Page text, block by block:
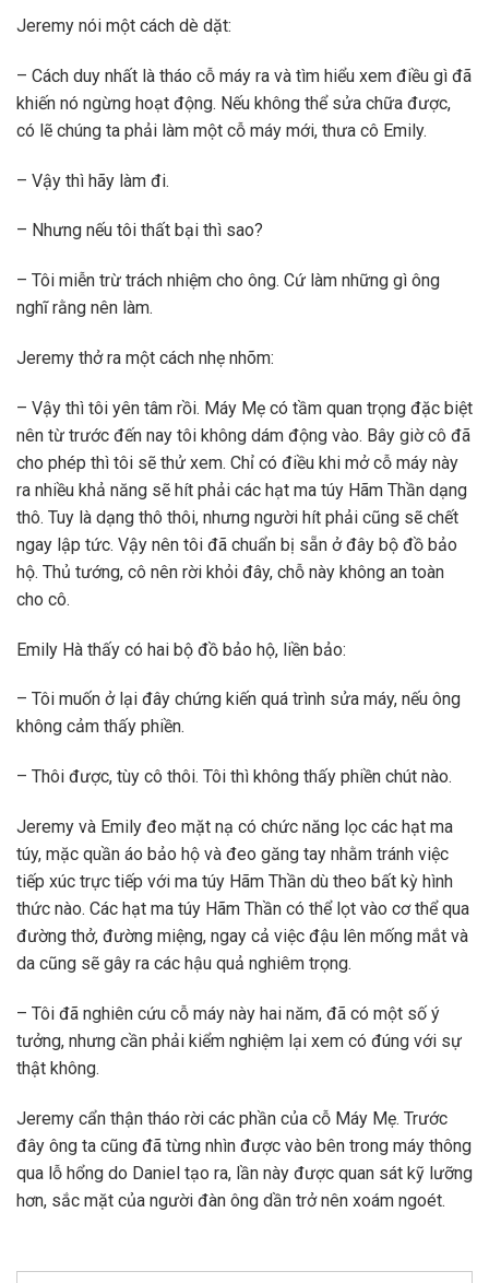
Jeremy nói một cách dè dặt:
– Cách duy nhất là tháo cỗ máy ra và tìm hiểu xem điều gì đã
khiến nó ngừng hoạt động. Nếu không thể sửa chữa được,
có lẽ chúng ta phải làm một cỗ máy mới, thưa cô Emily.
– Vậy thì hãy làm đi.
– Nhưng nếu tôi thất bại thì sao?
– Tôi miễn trừ trách nhiệm cho ông. Cứ làm những gì ông
nghĩ rằng nên làm.
Jeremy thở ra một cách nhẹ nhõm:
– Vậy thì tôi yên tâm rồi. Máy Mẹ có tầm quan trọng đặc biệt
nên từ trước đến nay tôi không dám động vào. Bây giờ cô đã
cho phép thì tôi sẽ thử xem. Chỉ có điều khi mở cỗ máy này
ra nhiều khả năng sẽ hít phải các hạt ma túy Hãm Thần dạng
thô. Tuy là dạng thô thôi, nhưng người hít phải cũng sẽ chết
ngay lập tức. Vậy nên tôi đã chuẩn bị sẵn ở đây bộ đồ bảo
hộ. Thủ tướng, cô nên rời khỏi đây, chỗ này không an toàn
cho cô.
Emily Hà thấy có hai bộ đồ bảo hộ, liền bảo:
– Tôi muốn ở lại đây chứng kiến quá trình sửa máy, nếu ông
không cảm thấy phiền.
– Thôi được, tùy cô thôi. Tôi thì không thấy phiền chút nào.
Jeremy và Emily đeo mặt nạ có chức năng lọc các hạt ma
túy, mặc quần áo bảo hộ và đeo găng tay nhằm tránh việc
tiếp xúc trực tiếp với ma túy Hãm Thần dù theo bất kỳ hình
thức nào. Các hạt ma túy Hãm Thần có thể lọt vào cơ thể qua
đường thở, đường miệng, ngay cả việc đậu lên mống mắt và
da cũng sẽ gây ra các hậu quả nghiêm trọng.
– Tôi đã nghiên cứu cỗ máy này hai năm, đã có một số ý
tưởng, nhưng cần phải kiểm nghiệm lại xem có đúng với sự
thật không.
Jeremy cẩn thận tháo rời các phần của cỗ Máy Mẹ. Trước
đây ông ta cũng đã từng nhìn được vào bên trong máy thông
qua lỗ hổng do Daniel tạo ra, lần này được quan sát kỹ lưỡng
hơn, sắc mặt của người đàn ông dần trở nên xoám ngoét.